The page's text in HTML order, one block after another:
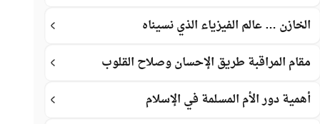
الخازن … عالم الفيزياء الذي نسيناه
مقام المراقبة طريق الإحسان وصلاح القلوب
أهمية دور الأم المسلمة في الإسلام